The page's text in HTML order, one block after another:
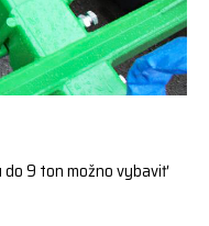
do 9 ton možno vybaviť